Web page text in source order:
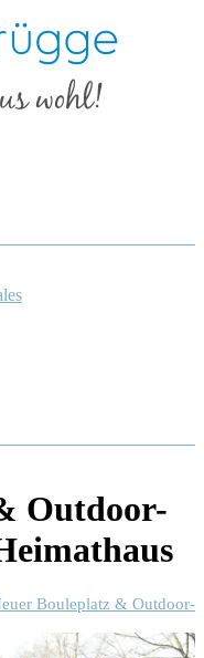
Outdoor-
Bouleplatz & Outdoor-